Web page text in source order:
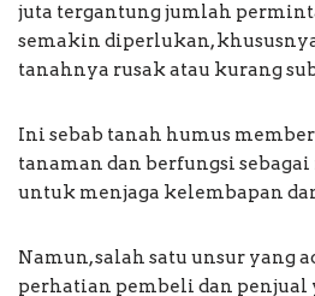
juta tergantung jumlah
semakin diperlukan,
tanahnya rusak atau kurang
Ini sebab tanah humus
tanaman dan berfungsi
untuk menjaga kelembapan
Namun, salah satu unsur yang
perhatian pembeli dan penjual